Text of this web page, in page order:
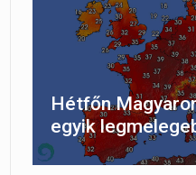
Hétfőn
egyik